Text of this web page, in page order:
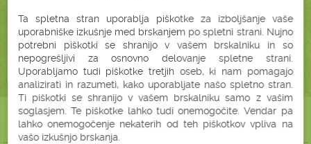
Pokličite nas na spodnjo tel.št.
041 961 831
ZAKAJ KUPOVATI NABONATURA.SI?
Ta spletna stran uporablja piškotke za izboljšanje vaše
uporabniške izkušnje med brskanjem po spletni strani. Nujno
potrebni piškotki se shranijo v vašem brskalniku in so
nepogrešljivi za osnovno delovanje spletne strani.
Uporabljamo tudi piškotke tretjih oseb, ki nam pomagajo
analizirati in razumeti, kako uporabljate našo spletno stran.
Ti piškotki se shranijo v vašem brskalniku samo z vašim
soglasjem. Te piškotke lahko tudi onemogočite. Vendar pa
lahko onemogočenje nekaterih od teh piškotkov vpliva na
vašo izkušnjo brskanja.